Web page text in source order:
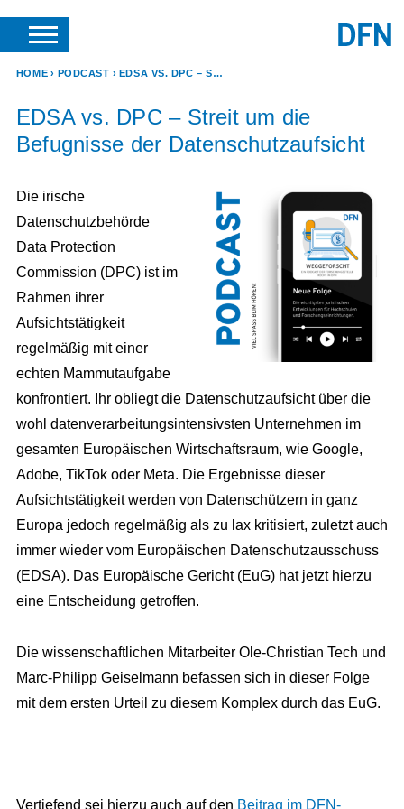
SUCHE ANFRAGEN & KONTAKT
HOME PODCAST EDSA VS. DPC – STREIT UM DIE BEFUGNISSE DER DATENSCHUTZAUFSICHT
EDSA vs. DPC – Streit um die
Befugnisse der Datenschutzaufsicht
Die irische
Datenschutzbehörde
Data Protection
Commission (DPC) ist im
Rahmen ihrer
Aufsichtstätigkeit
regelmäßig mit einer
echten Mammutaufgabe
konfrontiert. Ihr obliegt die Datenschutzaufsicht über die
wohl datenverarbeitungsintensivsten Unternehmen im
gesamten Europäischen Wirtschaftsraum, wie Google,
Adobe, TikTok oder Meta. Die Ergebnisse dieser
Aufsichtstätigkeit werden von Datenschützern in ganz
Europa jedoch regelmäßig als zu lax kritisiert, zuletzt auch
immer wieder vom Europäischen Datenschutzausschuss
(EDSA). Das Europäische Gericht (EuG) hat jetzt hierzu
eine Entscheidung getroffen.
Die wissenschaftlichen Mitarbeiter Ole-Christian Tech und
Marc-Philipp Geiselmann befassen sich in dieser Folge
mit dem ersten Urteil zu diesem Komplex durch das EuG.
Vertiefend sei hierzu auch auf den Beitrag im ⁠DFN-